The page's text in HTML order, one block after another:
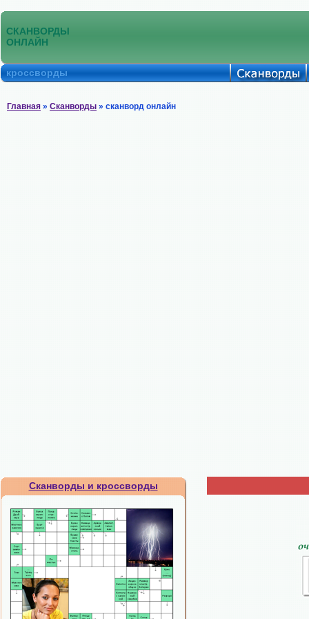
СКАНВОРДЫ
ОНЛАЙН
кроссворды
Главная » Сканворды » сканворд онлайн
Сканворды и кроссворды